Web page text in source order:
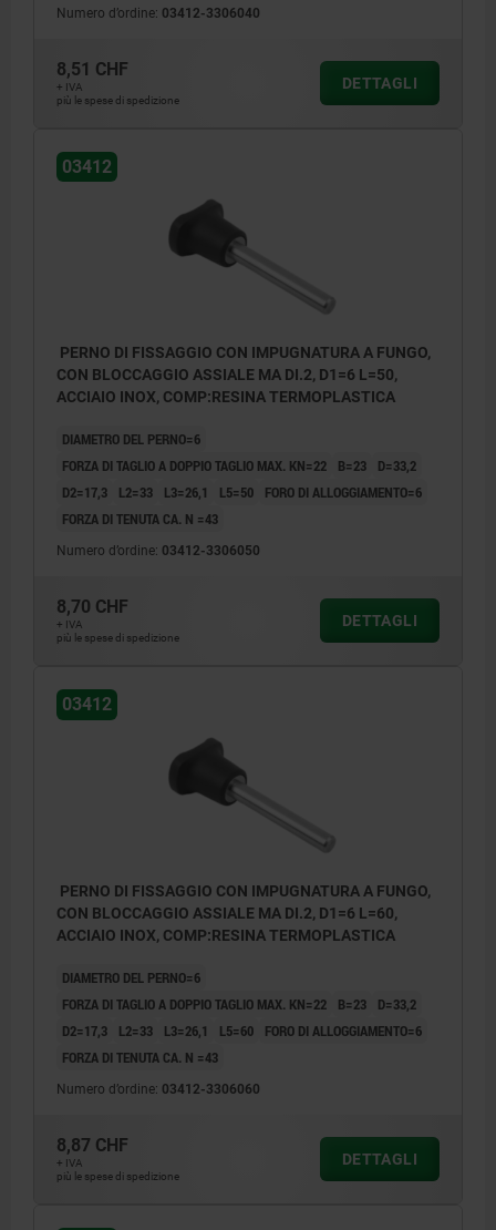
Numero d’ordine: 03412-3306040
8,51 CHF
+ IVA
più le spese di spedizione
DETTAGLI
03412
PERNO DI FISSAGGIO CON IMPUGNATURA A FUNGO,
CON BLOCCAGGIO ASSIALE MA DI.2, D1=6 L=50,
ACCIAIO INOX, COMP:RESINA TERMOPLASTICA
DIAMETRO DEL PERNO=6
FORZA DI TAGLIO A DOPPIO TAGLIO MAX. KN=22
B=23
D=33,2
D2=17,3
L2=33 L3=26,1 L5=50
FORO DI ALLOGGIAMENTO=6
FORZA DI TENUTA CA. N =43
Numero d’ordine: 03412-3306050
8,70 CHF
+ IVA
più le spese di spedizione
DETTAGLI
03412
PERNO DI FISSAGGIO CON IMPUGNATURA A FUNGO,
CON BLOCCAGGIO ASSIALE MA DI.2, D1=6 L=60,
ACCIAIO INOX, COMP:RESINA TERMOPLASTICA
DIAMETRO DEL PERNO=6
FORZA DI TAGLIO A DOPPIO TAGLIO MAX. KN=22
B=23
D=33,2
D2=17,3
L2=33 L3=26,1 L5=60
FORO DI ALLOGGIAMENTO=6
FORZA DI TENUTA CA. N =43
Numero d’ordine: 03412-3306060
8,87 CHF
+ IVA
più le spese di spedizione
DETTAGLI